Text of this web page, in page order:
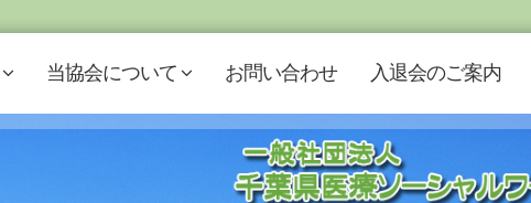
当協会について お問い合わせ 入退会のご案内